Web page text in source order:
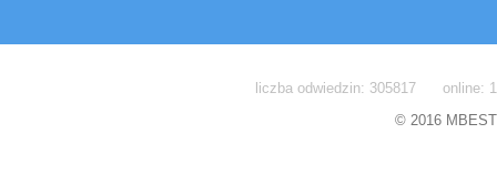
liczba odwiedzin: 305817 online: 1
© 2016 MBEST